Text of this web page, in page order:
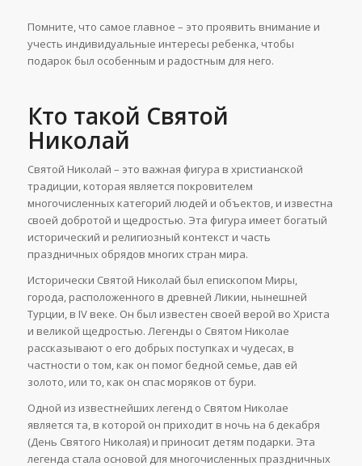
Помните, что самое главное – это проявить внимание и
учесть индивидуальные интересы ребенка, чтобы
подарок был особенным и радостным для него.
Кто такой Святой
Николай
Святой Николай – это важная фигура в христианской
традиции, которая является покровителем
многочисленных категорий людей и объектов, и известна
своей добротой и щедростью. Эта фигура имеет богатый
исторический и религиозный контекст и часть
праздничных обрядов многих стран мира.
Исторически Святой Николай был епископом Миры,
города, расположенного в древней Ликии, нынешней
Турции, в IV веке. Он был известен своей верой во Христа
и великой щедростью. Легенды о Святом Николае
рассказывают о его добрых поступках и чудесах, в
частности о том, как он помог бедной семье, дав ей
золото, или то, как он спас моряков от бури.
Одной из известнейших легенд о Святом Николае
является та, в которой он приходит в ночь на 6 декабря
(День Святого Николая) и приносит детям подарки. Эта
легенда стала основой для многочисленных праздничных